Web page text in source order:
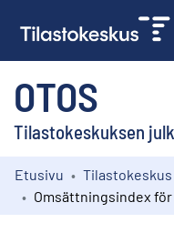
OTOS
Tilastokeskuksen
Kokoelmat
Etusivu Tilastokeskus